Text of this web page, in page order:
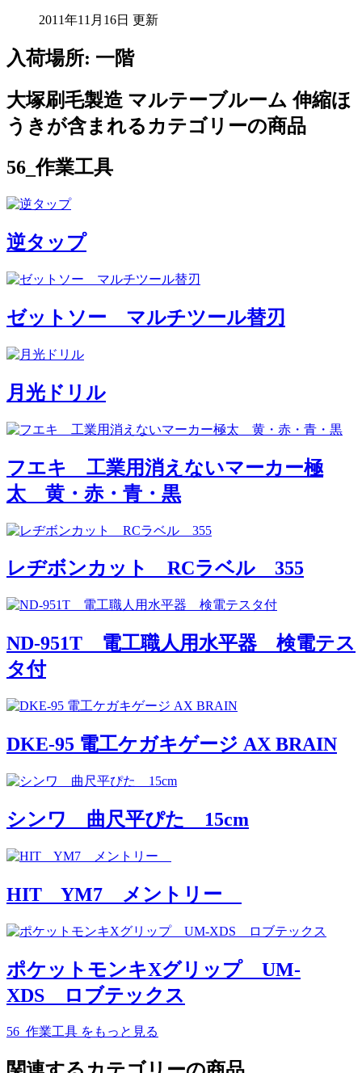
2011年11月16日 更新
入荷場所: 一階
大塚刷毛製造 マルテーブルーム 伸縮ほ
うきが含まれるカテゴリーの商品
56_作業工具
逆タップ
ゼットソー マルチツール替刃
月光ドリル
フエキ 工業用消えないマーカー極
太 黄・赤・青・黒
レヂボンカット RCラベル 355
ND-951T 電工職人用水平器 検電テス
タ付
DKE-95 電工ケガキゲージ AX BRAIN
シンワ 曲尺平ぴた 15cm
HIT YM7 メントリー
ポケットモンキXグリップ UM-
XDS ロブテックス
56_作業工具 をもっと見る